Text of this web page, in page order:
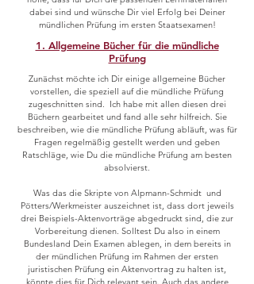
dabei sind und wünsche Dir viel Erfolg bei Deiner
mündlichen Prüfung im ersten Staatsexamen!
1. Allgemeine Bücher für die mündliche
Prüfung
Zunächst möchte ich Dir einige allgemeine Bücher
vorstellen, die speziell auf die mündliche Prüfung
zugeschnitten sind. Ich habe mit allen diesen drei
Büchern gearbeitet und fand alle sehr hilfreich. Sie
beschreiben, wie die mündliche Prüfung abläuft, was für
Fragen regelmäßig gestellt werden und geben
Ratschläge, wie Du die mündliche Prüfung am besten
absolvierst.
Was das die Skripte von Alpmann-Schmidt und
Pötters/Werkmeister auszeichnet ist, dass dort jeweils
drei Beispiels-Aktenvorträge abgedruckt sind, die zur
Vorbereitung dienen. Solltest Du also in einem
Bundesland Dein Examen ablegen, in dem bereits in
der mündlichen Prüfung im Rahmen der ersten
juristischen Prüfung ein Aktenvortrag zu halten ist,
könnte dies für Dich relevant sein. Auch das andere